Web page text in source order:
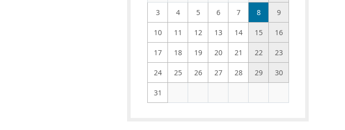
3 4 5 6 7 8 9
10 11 12 13 14 15 16
17 18 19 20 21 22 23
24 25 26 27 28 29 30
31